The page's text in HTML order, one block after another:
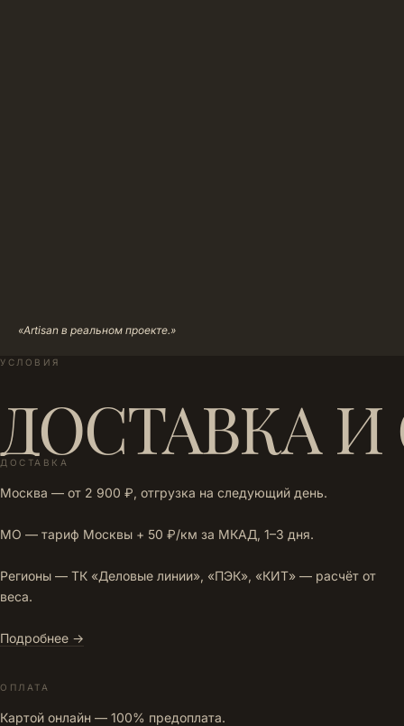
«Artisan в реальном проекте.»
УСЛОВИЯ
ДОСТАВКА
ДОСТАВКА
Москва — от 2 900 ₽, отгрузка на следующий день.
МО — тариф Москвы + 50 ₽/км за МКАД, 1–3 дня.
Регионы — ТК «Деловые линии», «ПЭК», «КИТ» — расчёт от
веса.
Подробнее →
ОПЛАТА
Картой онлайн — 100% предоплата.